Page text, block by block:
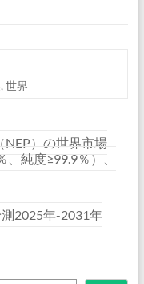
, 世界
）の世界市場
純度≥99.9％）、
2025年-2031年